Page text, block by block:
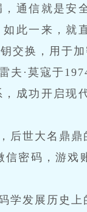
通信就是安
此一来，就
交换，用于
夫·莫寇于
成功开启现
后世大名鼎
信密码，游
学发展历史上